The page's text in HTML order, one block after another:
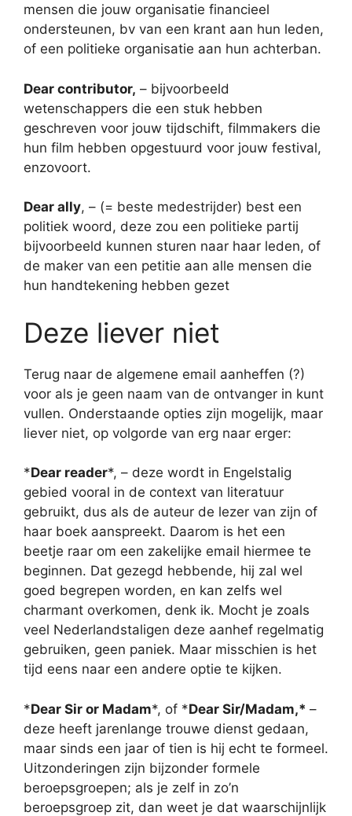
mensen die jouw organisatie financieel
ondersteunen, bv van een krant aan hun leden,
of een politieke organisatie aan hun achterban.
Dear contributor, – bijvoorbeeld
wetenschappers die een stuk hebben
geschreven voor jouw tijdschift, filmmakers die
hun film hebben opgestuurd voor jouw festival,
enzovoort.
Dear ally, – (= beste medestrijder) best een
politiek woord, deze zou een politieke partij
bijvoorbeeld kunnen sturen naar haar leden, of
de maker van een petitie aan alle mensen die
hun handtekening hebben gezet
Deze liever niet
Terug naar de algemene email aanheffen (?)
voor als je geen naam van de ontvanger in kunt
vullen. Onderstaande opties zijn mogelijk, maar
liever niet, op volgorde van erg naar erger:
*Dear reader*, – deze wordt in Engelstalig
gebied vooral in de context van literatuur
gebruikt, dus als de auteur de lezer van zijn of
haar boek aanspreekt. Daarom is het een
beetje raar om een zakelijke email hiermee te
beginnen. Dat gezegd hebbende, hij zal wel
goed begrepen worden, en kan zelfs wel
charmant overkomen, denk ik. Mocht je zoals
veel Nederlandstaligen deze aanhef regelmatig
gebruiken, geen paniek. Maar misschien is het
tijd eens naar een andere optie te kijken.
*Dear Sir or Madam*, of *Dear Sir/Madam,* –
deze heeft jarenlange trouwe dienst gedaan,
maar sinds een jaar of tien is hij echt te formeel.
Uitzonderingen zijn bijzonder formele
beroepsgroepen; als je zelf in zo’n
beroepsgroep zit, dan weet je dat waarschijnlijk